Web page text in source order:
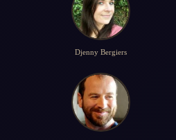
Djenny Bergiers